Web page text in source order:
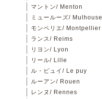
マントン/ Menton
ミュールーズ/ Mulhouse
モンペリエ/ Montpellier
ランス/ Reims
リヨン/ Lyon
リール/ Lille
ル・ピュイ/ Le puy
ルーアン/ Rouen
レンヌ/ Rennes